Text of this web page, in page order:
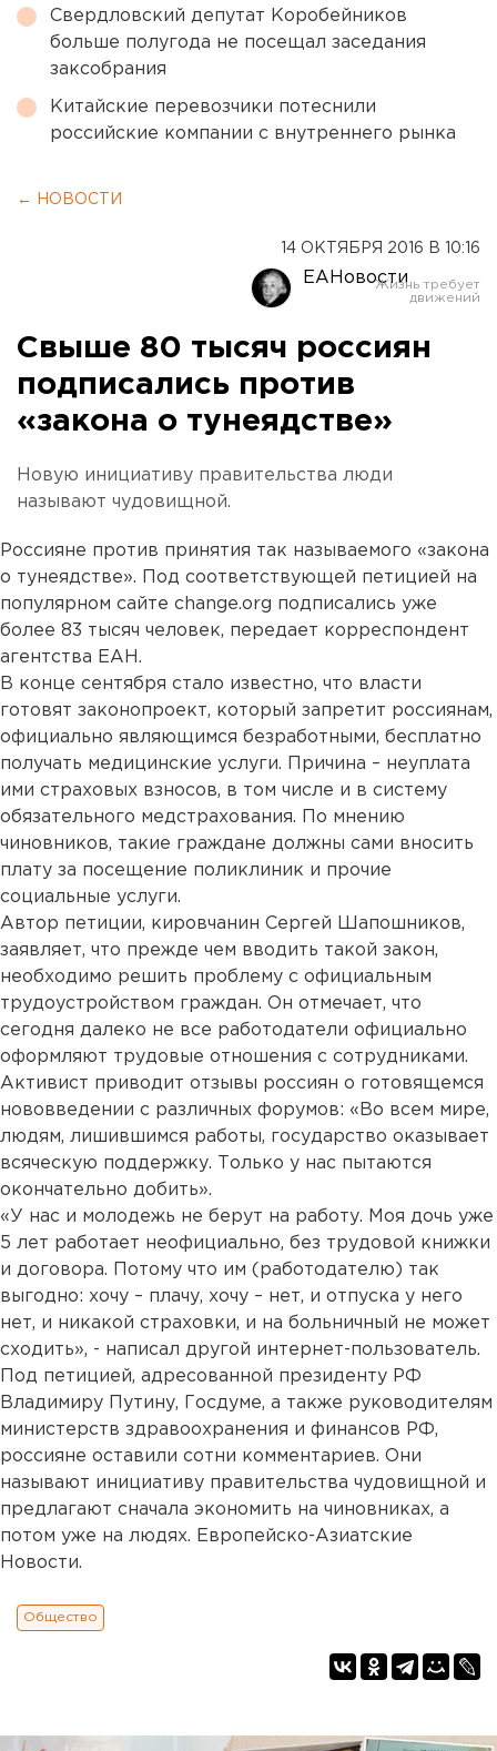
Свердловский депутат Коробейников
больше полугода не посещал заседания
заксобрания
Китайские перевозчики потеснили
российские компании с внутреннего рынка
← НОВОСТИ
14 ОКТЯБРЯ 2016 В 10:16
ЕАНовости
Свыше 80 тысяч россиян
подписались против
«закона о тунеядстве»
Новую инициативу правительства люди
называют чудовищной.
Россияне против принятия так называемого «закона
о тунеядстве». Под соответствующей петицией на
популярном сайте change.org подписались уже
более 83 тысяч человек, передает корреспондент
агентства ЕАН.
В конце сентября стало известно, что власти
готовят законопроект, который запретит россиянам,
официально являющимся безработными, бесплатно
получать медицинские услуги. Причина – неуплата
ими страховых взносов, в том числе и в систему
обязательного медстрахования. По мнению
чиновников, такие граждане должны сами вносить
плату за посещение поликлиник и прочие
социальные услуги.
Автор петиции, кировчанин Сергей Шапошников,
заявляет, что прежде чем вводить такой закон,
необходимо решить проблему с официальным
трудоустройством граждан. Он отмечает, что
сегодня далеко не все работодатели официально
оформляют трудовые отношения с сотрудниками.
Активист приводит отзывы россиян о готовящемся
нововведении с различных форумов: «Во всем мире,
людям, лишившимся работы, государство оказывает
всяческую поддержку. Только у нас пытаются
окончательно добить».
«У нас и молодежь не берут на работу. Моя дочь уже
5 лет работает неофициально, без трудовой книжки
и договора. Потому что им (работодателю) так
выгодно: хочу – плачу, хочу – нет, и отпуска у него
нет, и никакой страховки, и на больничный не может
сходить», - написал другой интернет-пользователь.
Под петицией, адресованной президенту РФ
Владимиру Путину, Госдуме, а также руководителям
министерств здравоохранения и финансов РФ,
россияне оставили сотни комментариев. Они
называют инициативу правительства чудовищной и
предлагают сначала экономить на чиновниках, а
потом уже на людях. Европейско-Азиатские
Новости.
Общество